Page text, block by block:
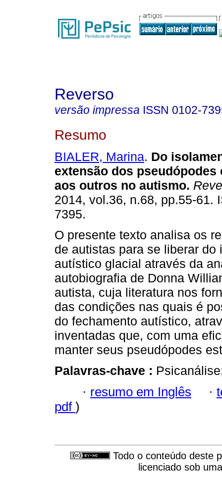
Reverso
versão impressa ISSN 0102-
Resumo
BIALER, Marina. Do
extensão dos pseudópodes
aos outros no autismo.
2014, vol.36, n.68, pp.55-61.
7395.
O presente texto analisa os
de autistas para se liberar do
autístico glacial através da
autobiografia de Donna
autista, cuja literatura nos
das condições nas quais é
do fechamento autístico,
inventadas que, com uma
manter seus pseudópodes
Palavras-chave :
· resumo em Inglês ·
pdf )
Todo o conteúdo deste
licenciado sob